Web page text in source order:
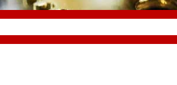
前预约）
舵售后服务中心（需提前预约）